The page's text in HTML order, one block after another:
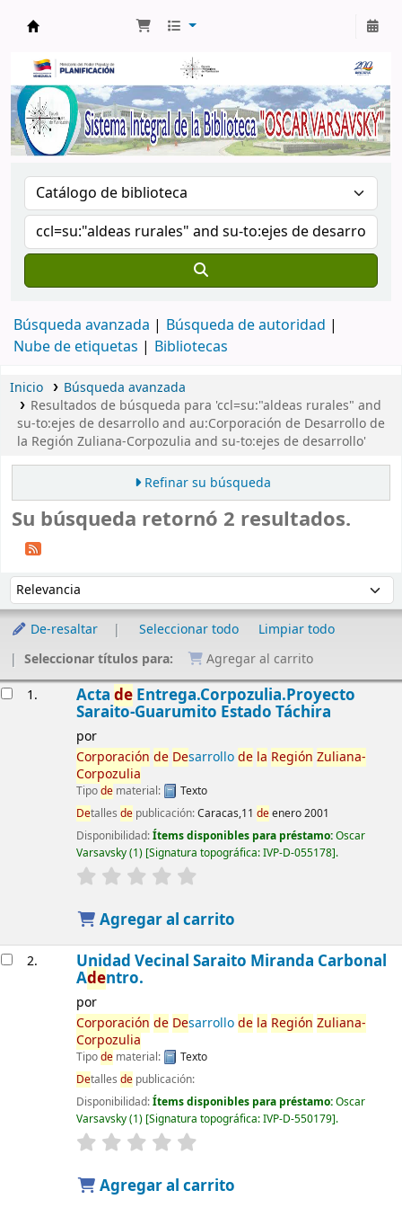
Búsqueda avanzada
Búsqueda de autoridad
Nube de etiquetas
Bibliotecas
Inicio
Búsqueda avanzada
Resultados de búsqueda para 'ccl=su:"aldeas rurales" and
su-to:ejes de desarrollo and au:Corporación de Desarrollo de
la Región Zuliana-Corpozulia and su-to:ejes de desarrollo'
Refinar su búsqueda
Su búsqueda retornó 2 resultados.
Ordenar por:
De-resaltar Seleccionar todo
Limpiar todo
Seleccionar títulos para:
Agregar al carrito
1. Acta deEntrega.Corpozulia.Proyecto
Saraito-Guarumito Estado Táchira
por
Corporación de Desarrollode la Región Zuliana-
Corpozulia
Tipodematerial:
Texto
Detalles depublicación:Caracas,11 deenero 2001
Disponibilidad:Ítems disponibles para préstamo:Oscar
Varsavsky(1) Signatura topográfica:IVP-D-055178 .
Agregar al carrito
2. Unidad Vecinal Saraito Miranda Carbonal
Adentro.
por
Corporación de Desarrollode la Región Zuliana-
Corpozulia
Tipodematerial:
Texto
Detalles depublicación:
Disponibilidad:Ítems disponibles para préstamo:Oscar
Varsavsky(1) Signatura topográfica:IVP-D-550179 .
Agregar al carrito